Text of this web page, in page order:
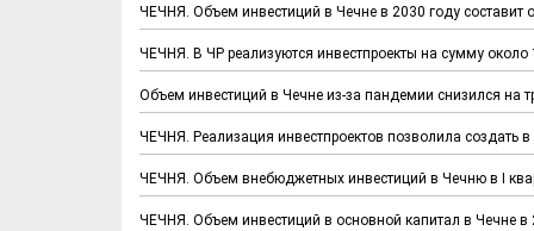
ЧЕЧНЯ. Объем инвестиций в Чечне в 2030 году составит
ЧЕЧНЯ. В ЧР реализуются инвестпроекты на сумму около
Объем инвестиций в Чечне из-за пандемии снизился на
ЧЕЧНЯ. Реализация инвестпроектов позволила создать
ЧЕЧНЯ. Объем внебюджетных инвестиций в Чечню в I
ЧЕЧНЯ. Объем инвестиций в основной капитал в Чечне в